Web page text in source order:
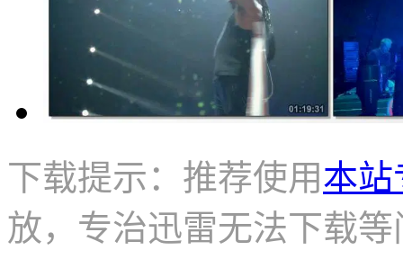
下载提示：推荐使用本站
放，专治迅雷无法下载等